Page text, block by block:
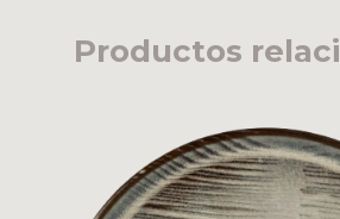
Productos